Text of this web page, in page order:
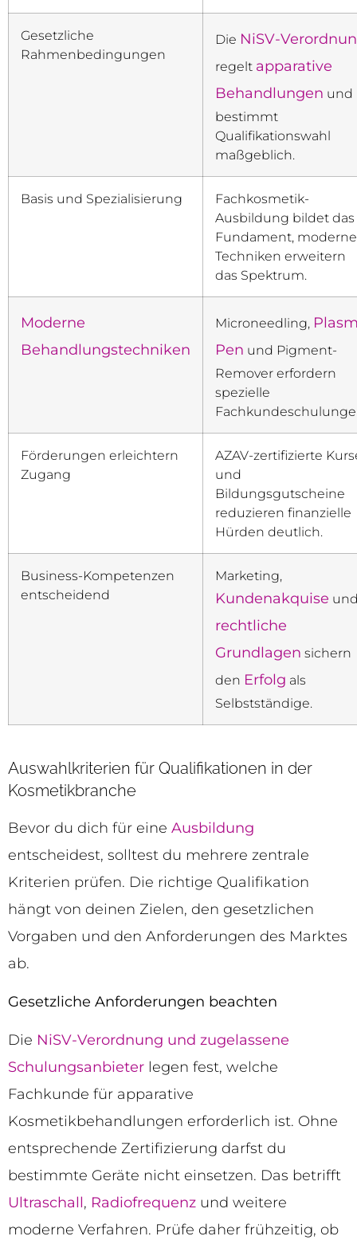
Gesetzliche
Rahmenbedingungen
Die NiSV-
regelt apparative
Behandlungen und
bestimmt
Qualifikationswahl
maßgeblich.
Basis und Spezialisierung
Fachkosmetik-
Ausbildung bildet das
Fundament, moderne
Techniken erweitern
das Spektrum.
Moderne
Behandlungstechniken
Microneedling,
Pen und Pigment-
Remover erfordern
spezielle
Förderungen erleichtern
Zugang
AZAV-zertifizierte
und
Bildungsgutscheine
reduzieren finanzielle
Hürden deutlich.
Business-Kompetenzen
entscheidend
Marketing,
Kundenakquise
rechtliche
Grundlagen sichern
den Erfolg als
Selbstständige.
Auswahlkriterien für Qualifikationen in der
Kosmetikbranche
Bevor du dich für eine Ausbildung
entscheidest, solltest du mehrere zentrale
Kriterien prüfen. Die richtige Qualifikation
hängt von deinen Zielen, den gesetzlichen
Vorgaben und den Anforderungen des Marktes
ab.
Gesetzliche Anforderungen beachten
Die NiSV-Verordnung und zugelassene
Schulungsanbieter legen fest, welche
Fachkunde für apparative
Kosmetikbehandlungen erforderlich ist. Ohne
entsprechende Zertifizierung darfst du
bestimmte Geräte nicht einsetzen. Das betrifft
Ultraschall, Radiofrequenz und weitere
moderne Verfahren. Prüfe daher frühzeitig, ob